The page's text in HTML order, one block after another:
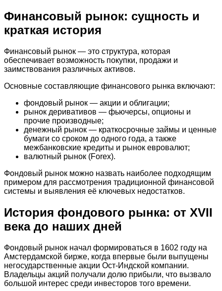
Финансовый рынок: сущность и
краткая история
Финансовый рынок — это структура, которая
обеспечивает возможность покупки, продажи и
заимствования различных активов.
Основные составляющие финансового рынка включают:
фондовый рынок — акции и облигации;
рынок деривативов — фьючерсы, опционы и
прочие производные;
денежный рынок — краткосрочные займы и ценные
бумаги со сроком до одного года, а также
межбанковские кредиты и рынок евровалют;
валютный рынок (Forex).
Фондовый рынок можно назвать наиболее подходящим
примером для рассмотрения традиционной финансовой
системы и выявления её ключевых недостатков.
История фондового рынка: от XVII
века до наших дней
Фондовый рынок начал формироваться в 1602 году на
Амстердамской бирже, когда впервые были выпущены
негосударственные акции Ост-Индской компании.
Владельцы акций получали долю прибыли, что вызвало
большой интерес среди инвесторов того времени.